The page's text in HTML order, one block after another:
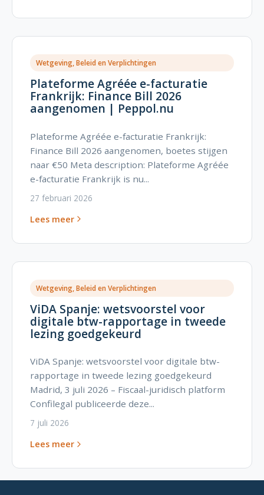
Wetgeving, Beleid en Verplichtingen
Plateforme Agréée e-facturatie
Frankrijk: Finance Bill 2026
aangenomen | Peppol.nu
Plateforme Agréée e-facturatie Frankrijk:
Finance Bill 2026 aangenomen, boetes stijgen
naar €50 Meta description: Plateforme Agréée
e-facturatie Frankrijk is nu...
27 februari 2026
Lees meer
Wetgeving, Beleid en Verplichtingen
ViDA Spanje: wetsvoorstel voor
digitale btw-rapportage in tweede
lezing goedgekeurd
ViDA Spanje: wetsvoorstel voor digitale btw-
rapportage in tweede lezing goedgekeurd
Madrid, 3 juli 2026 – Fiscaal-juridisch platform
Confilegal publiceerde deze...
7 juli 2026
Lees meer